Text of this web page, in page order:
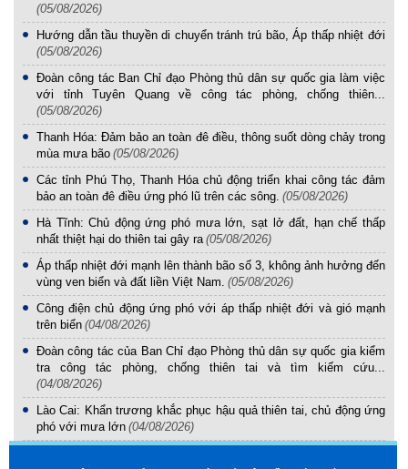
(05/08/2026)
Hướng dẫn tầu thuyền di chuyển tránh trú bão, Áp thấp nhiệt đới
(05/08/2026)
Đoàn công tác Ban Chỉ đạo Phòng thủ dân sự quốc gia làm việc
với tỉnh Tuyên Quang về công tác phòng, chống thiên...
(05/08/2026)
Thanh Hóa: Đảm bảo an toàn đê điều, thông suốt dòng chảy trong
mùa mưa bão (05/08/2026)
Các tỉnh Phú Thọ, Thanh Hóa chủ động triển khai công tác đảm
bảo an toàn đê điều ứng phó lũ trên các sông. (05/08/2026)
Hà Tĩnh: Chủ động ứng phó mưa lớn, sạt lở đất, hạn chế thấp
nhất thiệt hại do thiên tai gây ra (05/08/2026)
Áp thấp nhiệt đới mạnh lên thành bão số 3, không ảnh hưởng đến
vùng ven biển và đất liền Việt Nam. (05/08/2026)
Công điện chủ động ứng phó với áp thấp nhiệt đới và gió mạnh
trên biển (04/08/2026)
Đoàn công tác của Ban Chỉ đạo Phòng thủ dân sự quốc gia kiểm
tra công tác phòng, chống thiên tai và tìm kiếm cứu...
(04/08/2026)
Lào Cai: Khẩn trương khắc phục hậu quả thiên tai, chủ động ứng
phó với mưa lớn (04/08/2026)